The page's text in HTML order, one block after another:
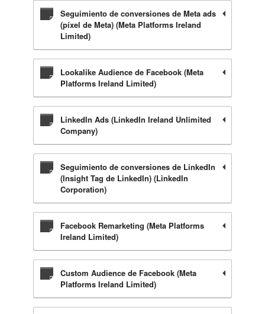
Seguimiento de conversiones de Meta ads
(píxel de Meta) (Meta Platforms Ireland
Limited)
Lookalike Audience de Facebook (Meta
Platforms Ireland Limited)
LinkedIn Ads (LinkedIn Ireland Unlimited
Company)
Seguimiento de conversiones de LinkedIn
(Insight Tag de LinkedIn) (LinkedIn
Corporation)
Facebook Remarketing (Meta Platforms
Ireland Limited)
Custom Audience de Facebook (Meta
Platforms Ireland Limited)